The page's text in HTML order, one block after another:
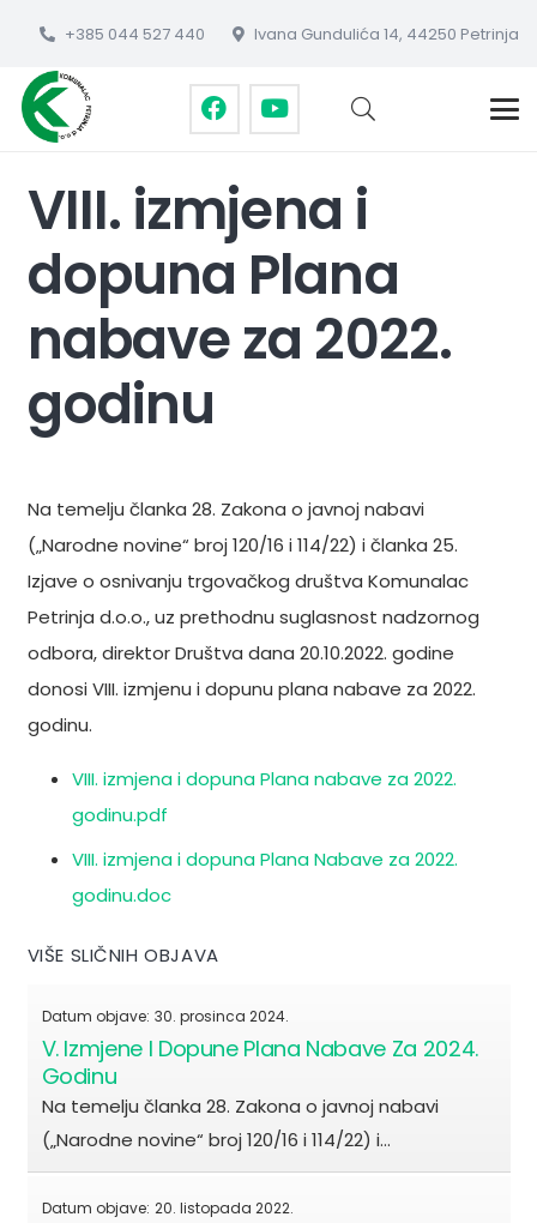
+385 044 527 440 Ivana Gundulića 14, 44250 Petrinja
VIII. izmjena i
dopuna Plana
nabave za 2022.
godinu
Na temelju članka 28. Zakona o javnoj nabavi
(„Narodne novine“ broj 120/16 i 114/22) i članka 25.
Izjave o osnivanju trgovačkog društva Komunalac
Petrinja d.o.o., uz prethodnu suglasnost nadzornog
odbora, direktor Društva dana 20.10.2022. godine
donosi VIII. izmjenu i dopunu plana nabave za 2022.
godinu.
VIII. izmjena i dopuna Plana nabave za 2022.
godinu.pdf
VIII. izmjena i dopuna Plana Nabave za 2022.
godinu.doc
VIŠE SLIČNIH OBJAVA
Datum objave: 30. prosinca 2024.
V. Izmjene I Dopune Plana Nabave Za 2024.
Godinu
Na temelju članka 28. Zakona o javnoj nabavi
(„Narodne novine“ broj 120/16 i 114/22) i…
Datum objave: 20. listopada 2022.